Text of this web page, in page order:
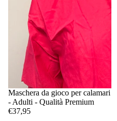
Maschera da gioco per calamari
- Adulti - Qualità Premium
€37,95